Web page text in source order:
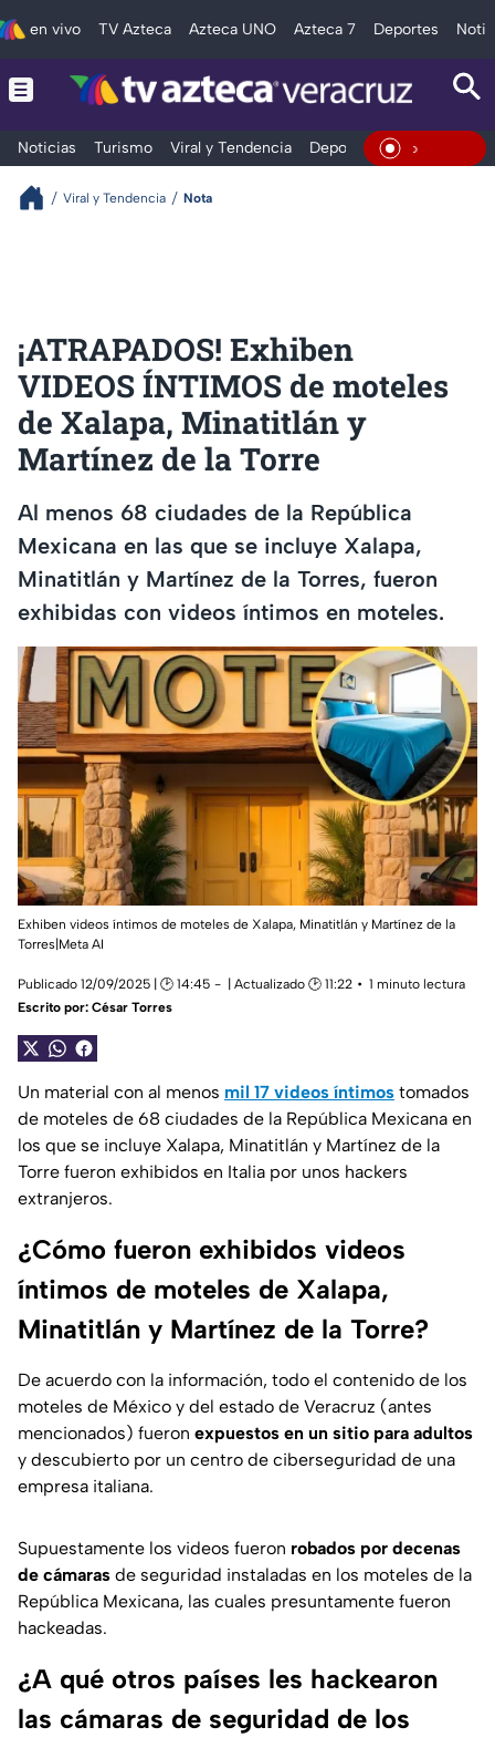
en vivo TV Azteca Azteca UNO Azteca 7 Deportes
Noticias Turismo Viral y Tendencia Deportes Espectáculos
En Vivo
Viral y Tendencia Nota
¡ATRAPADOS! Exhiben
VIDEOS ÍNTIMOS de moteles
de Xalapa, Minatitlán y
Martínez de la Torre
Al menos 68 ciudades de la República
Mexicana en las que se incluye Xalapa,
Minatitlán y Martínez de la Torres, fueron
exhibidas con videos íntimos en moteles.
Exhiben videos íntimos de moteles de Xalapa, Minatitlán y Martínez de la
Torres|Meta AI
Publicado 12/09/2025 | 🕑 14:45 | Actualizado 🕑 11:22
1 minuto lectura
Escrito por: César Torres
Un material con al menos mil 17 videos íntimos tomados
de moteles de 68 ciudades de la República Mexicana en
los que se incluye Xalapa, Minatitlán y Martínez de la
Torre fueron exhibidos en Italia por unos hackers
extranjeros.
¿Cómo fueron exhibidos videos
íntimos de moteles de Xalapa,
Minatitlán y Martínez de la Torre?
De acuerdo con la información, todo el contenido de los
moteles de México y del estado de Veracruz (antes
mencionados) fueron expuestos en un sitio para adultos
y descubierto por un centro de ciberseguridad de una
empresa italiana.
Supuestamente los videos fueron robados por decenas
de cámaras de seguridad instaladas en los moteles de la
República Mexicana, las cuales presuntamente fueron
hackeadas.
¿A qué otros países les hackearon
las cámaras de seguridad de los